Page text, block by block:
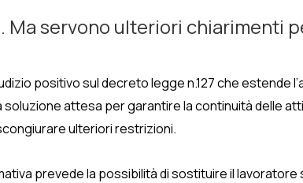
Ma servono ulteriori chiarimenti
positivo sul decreto legge n.127 che estende
attesa per garantire la continuità delle
ulteriori restrizioni.
prevede la possibilità di sostituire il